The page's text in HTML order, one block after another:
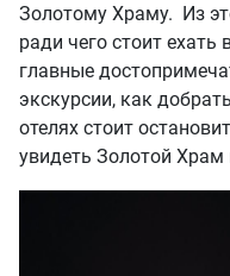
Золотому Храму. Из
ради чего стоит ехать
главные
экскурсии, как
отелях стоит
увидеть Золотой Храм